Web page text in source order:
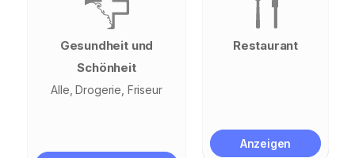
Gesundheit und
Schönheit
Alle Drogerie Friseur
Restaurant
Anzeigen